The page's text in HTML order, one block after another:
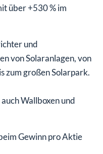
über +530 % im
und
von Solaranlagen, von
zum großen Solarpark.
Wallboxen und
Gewinn pro Aktie